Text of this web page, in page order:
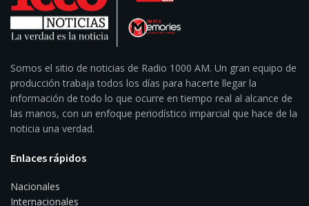
Somos el sitio de noticias de Radio 1000 AM. Un gran equipo de
producción trabaja todos los días para hacerte llegar la
información de todo lo que ocurre en tiempo real al alcance de
las manos, con un enfoque periodístico imparcial que hace de la
noticia una verdad.
Enlaces rápidos
Nacionales
Internacionales